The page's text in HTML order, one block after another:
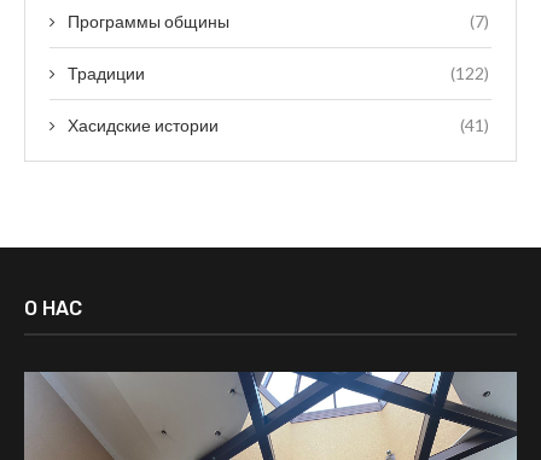
Программы общины (7)
Традиции (122)
Хасидские истории (41)
О НАС